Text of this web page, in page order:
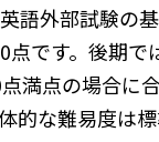
語外部試験の
点です。後期
満点の場合
的な難易度は